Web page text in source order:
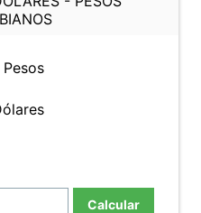
Calcular